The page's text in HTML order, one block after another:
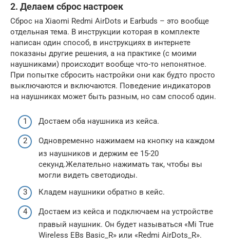
2. Делаем сброс настроек
Сброс на Xiaomi Redmi AirDots и Earbuds – это вообще
отдельная тема. В инструкции которая в комплекте
написан один способ, в инструкциях в интернете
показаны другие решения, а на практике (с моими
наушниками) происходит вообще что-то непонятное.
При попытке сбросить настройки они как будто просто
выключаются и включаются. Поведение индикаторов
на наушниках может быть разным, но сам способ один.
Достаем оба наушника из кейса.
Одновременно нажимаем на кнопку на каждом
из наушников и держим ее 15-20
секунд.Желательно нажимать так, чтобы вы
могли видеть светодиоды.
Кладем наушники обратно в кейс.
Достаем из кейса и подключаем на устройстве
правый наушник. Он будет называться «Mi True
Wireless EBs Basic_R» или «Redmi AirDots_R».